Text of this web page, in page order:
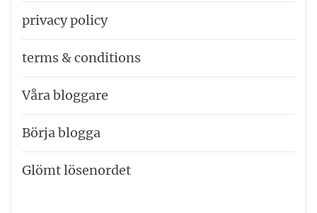
privacy policy
terms & conditions
Våra bloggare
Börja blogga
Glömt lösenordet